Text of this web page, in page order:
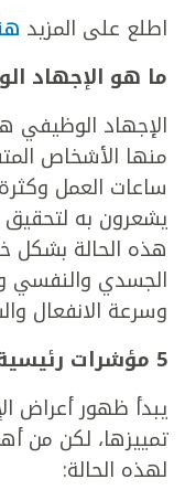
اطلع على المزيد
ما هو الإجهاد
الإجهاد الوظيفي
منها الأشخاص
ساعات العمل
يشعرون به لتحقيق
هذه الحالة بشكل
الجسدي والنفسي
وسرعة الانفعال
5 مؤشرات رئيسية للإجهاد الوظيفي
يبدأ ظهور أعراض
تمييزها، لكن من
لهذه الحالة: